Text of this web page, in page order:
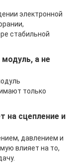
электронной
стабильной
а не
только
на сцепление и
давлением и
влияет на то,